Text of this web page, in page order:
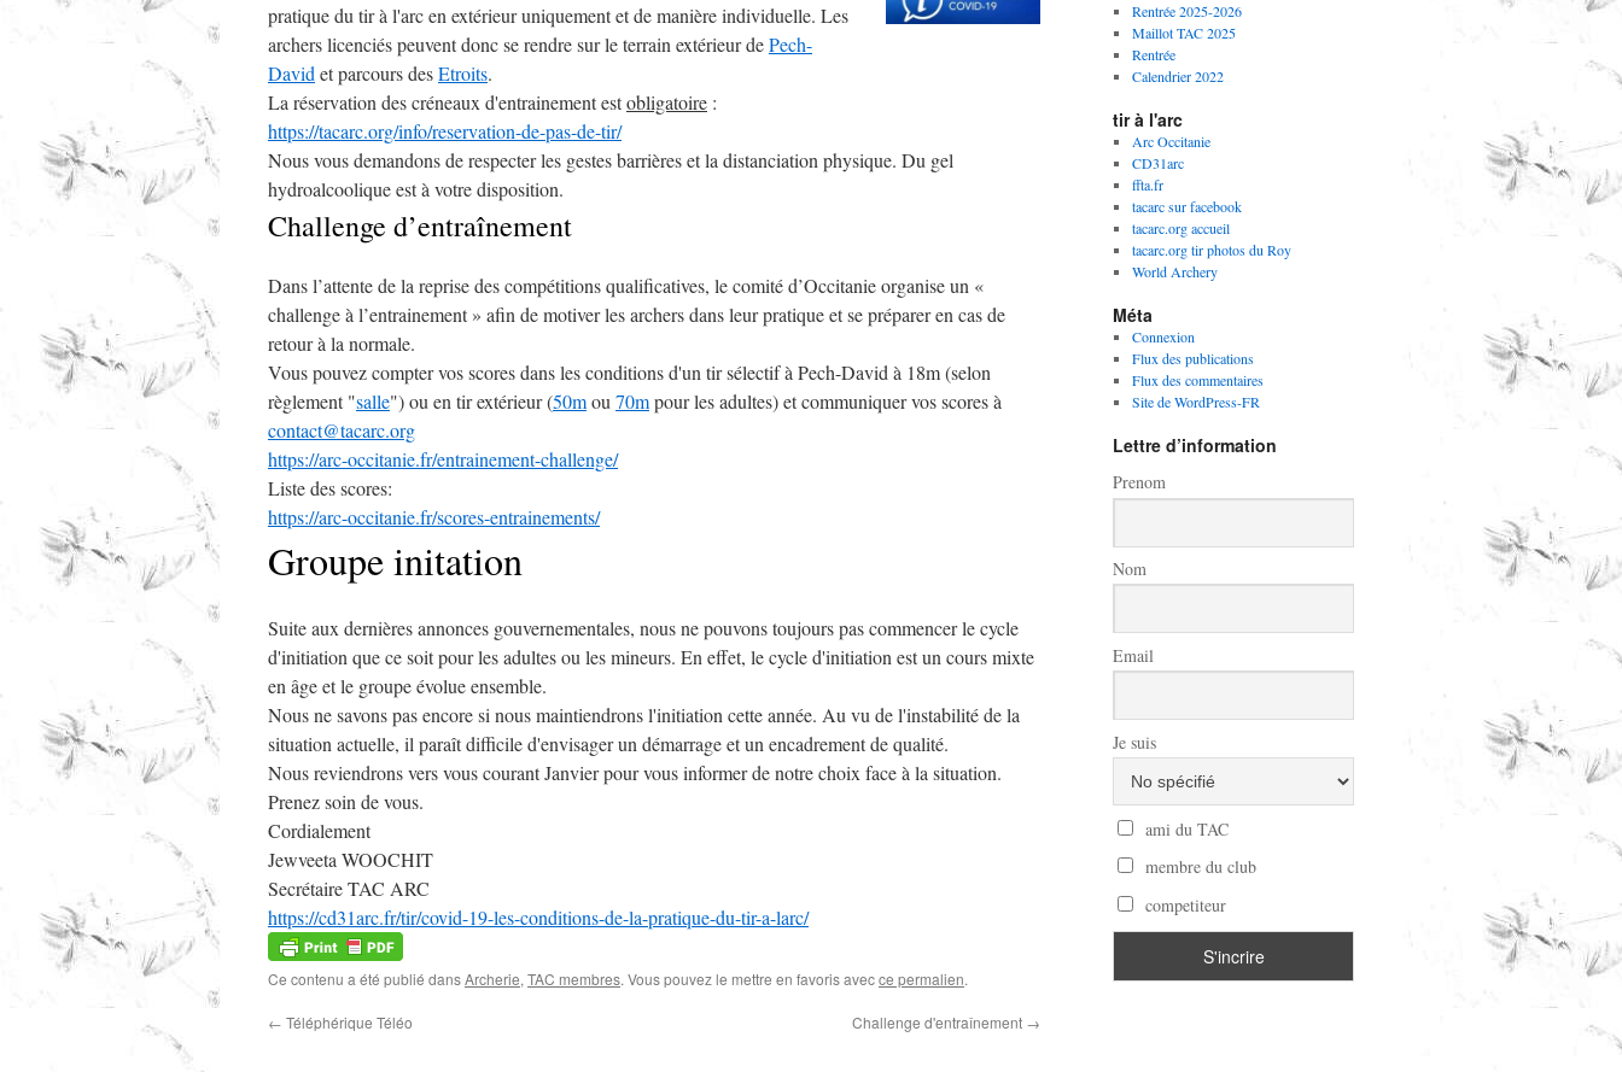
pratique du tir à l'arc en extérieur uniquement et de manière individuelle. Les
archers licenciés peuvent donc se rendre sur le terrain extérieur dePech-
David et parcours desEtroits.
La réservation des créneaux d'entrainement estobligatoire :
https://tacarc.org/info/reservation-de-pas-de-tir/
Nous vous demandons de respecter les gestes barrières et la distanciation physique. Du gel
hydroalcoolique est à votre disposition.
Challenge d’entraînement
Dans l’attente de la reprise des compétitions qualificatives, le comité d’Occitanie organise un «
challenge à l’entrainement » afin de motiver les archers dans leur pratique et se préparer en cas de
retour à la normale.
Vous pouvez compter vos scores dans les conditions d'un tir sélectif à Pech-David à 18m (selon
règlement "salle") ou en tir extérieur (50mou 70mpour les adultes) et communiquer vos scores à
contact@tacarc.org
https://arc-occitanie.fr/entrainement-challenge/
Liste des scores:
https://arc-occitanie.fr/scores-entrainements/
Groupe initation
Suite aux dernières annonces gouvernementales, nous ne pouvons toujours pas commencer le cycle
d'initiation que ce soit pour les adultes ou les mineurs. En effet, le cycle d'initiation est un cours mixte
en âge et le groupe évolue ensemble.
Nous ne savons pas encore si nous maintiendrons l'initiation cette année. Au vu de l'instabilité de la
situation actuelle, il paraît difficile d'envisager un démarrage et un encadrement de qualité.
Nous reviendrons vers vous courant Janvier pour vous informer de notre choix face à la situation.
Prenez soin de vous.
Cordialement
Jewveeta WOOCHIT
Secrétaire TAC ARC
https://cd31arc.fr/tir/covid-19-les-conditions-de-la-pratique-du-tir-a-larc/
Ce contenu a été publié dansArcherie, TAC membres. Vous pouvez le mettre en favoris avecce permalien.
← Téléphérique Téléo Challenge d'entraînement →
Rentrée 2025-2026
Maillot TAC 2025
Rentrée
Calendrier 2022
tir à l'arc
Arc Occitanie
CD31arc
ffta.fr
tacarc sur facebook
tacarc.org accueil
tacarc.org tir photos du Roy
World Archery
Méta
Connexion
Flux des publications
Flux des commentaires
Site de WordPress-FR
Lettre d’information
Prenom
Nom
Email
Je suis
ami du TAC
membre du club
competiteur